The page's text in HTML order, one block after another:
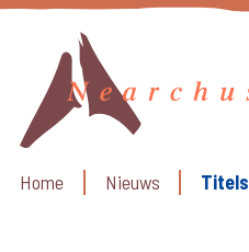
Home Nieuws Titels